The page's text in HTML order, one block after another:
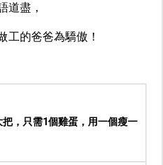
道盡，
工的爸爸為驕傲！
把，只需1個雞蛋，用一個瘦一